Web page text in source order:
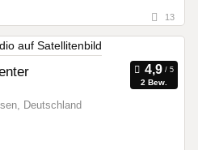
13
2 Bew.
Deutschland